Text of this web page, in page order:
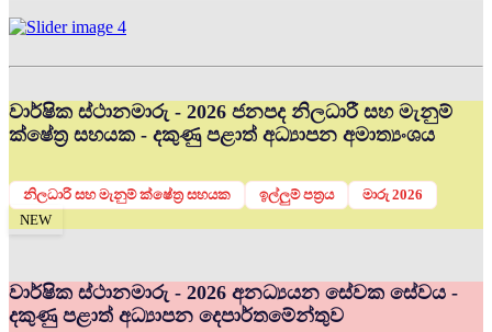
වාර්ෂික ස්ථානමාරු - 2026 ජනපද නිලධාරී සහ මැනුම්
ක්ෂේත්‍ර සහයක - දකුණු පළාත් අධ්‍යාපන අමාත්‍යංශය
නිලධාරි සහ මැනුම් ක්ෂේත්‍ර සහයක ඉල්ලුම් පත්‍රය
මාරු 2026
NEW
වාර්ෂික ස්ථානමාරු - 2026 අනධ්‍යයන සේවක සේවය -
දකුණු පළාත් අධ්‍යාපන දෙපාර්තමේන්තුව